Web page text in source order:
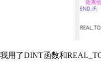
我用了DINT函数和